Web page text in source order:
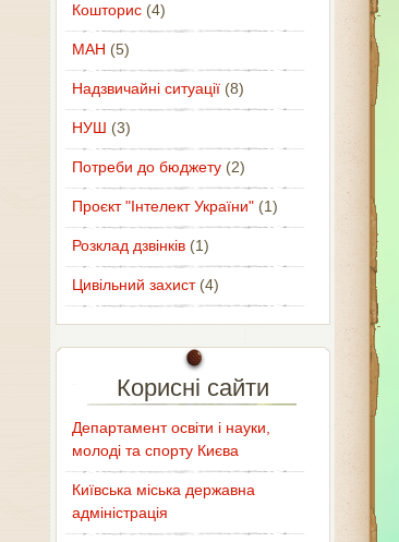
Кошторис(4)
МАН (5)
Надзвичайні ситуації(8)
НУШ (3)
Потреби до бюджету(2)
Проєкт "Інтелект України"(1)
Розклад дзвінків(1)
Цивільний захист(4)
Корисні сайти
Департамент освіти і науки,
молоді та спорту Києва
Київська міська державна
адміністрація